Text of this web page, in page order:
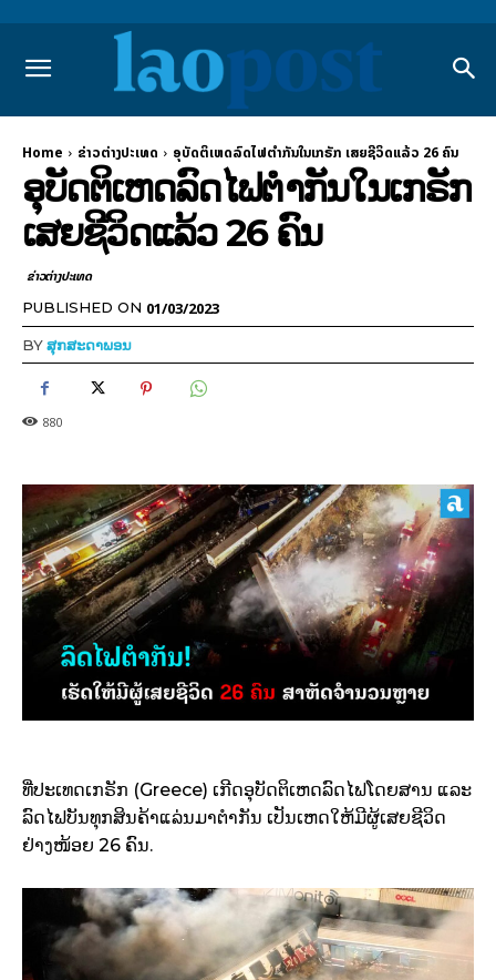
Home ຂ່າວຕ່າງປະເທດ ອຸບັດຕິເຫດລົດໄຟຕຳກັນໃນເກຣັກ ເສຍຊີວິດແລ້ວ 26 ຄົນ
ອຸບັດຕິເຫດລົດໄຟຕຳກັນໃນເກຣັກ
ເສຍຊີວິດແລ້ວ 26 ຄົນ
ຂ່າວຕ່າງປະເທດ
PUBLISHED ON 01/03/2023
BYສຸກສະດາພອນ
880
ທີ່ປະເທດເກຣັກ (Greece) ເກີດອຸບັດຕິເຫດລົດໄຟໂດຍສານ ແລະ
ລົດໄຟບັນທຸກສິນຄ້າແລ່ນມາຕຳກັນ ເປັນເຫດໃຫ້ມີຜູ້ເສຍຊີວິດ
ຢ່າງໜ້ອຍ 26 ຄົນ.